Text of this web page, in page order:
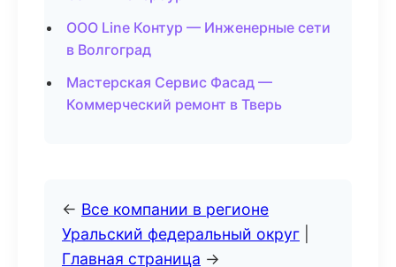
ООО Line Контур — Инженерные сети
в Волгоград
Мастерская Сервис Фасад —
Коммерческий ремонт в Тверь
← Все компании в регионе
Уральский федеральный округ
Главная страница →